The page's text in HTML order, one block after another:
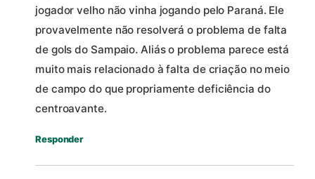
jogador velho não vinha jogando pelo Paraná. Ele
provavelmente não resolverá o problema de falta
de gols do Sampaio. Aliás o problema parece está
muito mais relacionado à falta de criação no meio
de campo do que propriamente deficiência do
centroavante.
Responder